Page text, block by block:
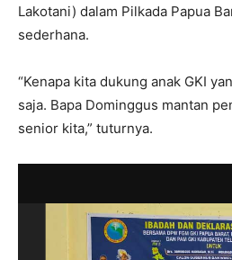
Lakotani) dalam Pilkada Papua
sederhana.
“Kenapa kita dukung anak GKI
saja. Bapa Dominggus mantan
senior kita,” tuturnya.